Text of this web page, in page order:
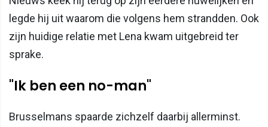
legde hij uit waarom die volgens hem strandden. Ook
zijn huidige relatie met Lena kwam uitgebreid ter
sprake.
"Ik ben een no-man"
Brusselmans spaarde zichzelf daarbij allerminst.